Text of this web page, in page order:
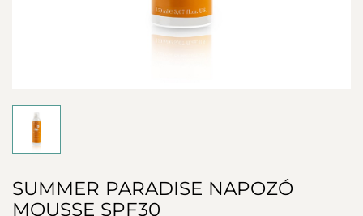
SUMMER PARADISE NAPOZÓ
MOUSSE SPF30